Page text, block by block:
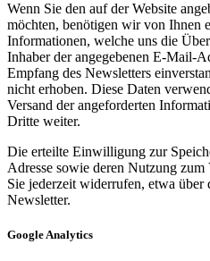
Wenn Sie den auf der Website
möchten, benötigen wir von Ihnen
Informationen, welche uns die
Inhaber der angegebenen E-Mail-
Empfang des Newsletters
nicht erhoben. Diese Daten
Versand der angeforderten
Dritte weiter.
Die erteilte Einwilligung zur
Adresse sowie deren Nutzung zum
Sie jederzeit widerrufen, etwa
Newsletter.
Google Analytics